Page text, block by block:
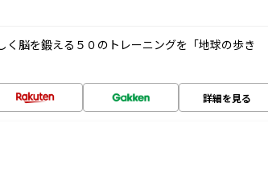
脳を鍛える５０のトレーニングを「地球の歩き
詳細を見る